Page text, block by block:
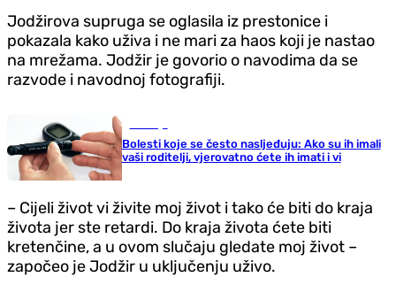
Jodžirova supruga se oglasila iz prestonice i
pokazala kako uživa i ne mari za haos koji je nastao
na mrežama. Jodžir je govorio o navodima da se
razvode i navodnoj fotografiji.
Bolesti koje se često nasljeđuju: Ako su ih imali
vaši roditelji, vjerovatno ćete ih imati i vi
– Cijeli život vi živite moj život i tako će biti do kraja
života jer ste retardi. Do kraja života ćete biti
kretenčine, a u ovom slučaju gledate moj život –
započeo je Jodžir u uključenju uživo.